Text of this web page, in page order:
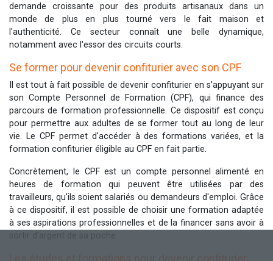
demande croissante pour des produits artisanaux dans un
monde de plus en plus tourné vers le fait maison et
l'authenticité. Ce secteur connaît une belle dynamique,
notamment avec l'essor des circuits courts.
Se former pour devenir confiturier avec son CPF
Il est tout à fait possible de devenir confiturier en s'appuyant sur
son Compte Personnel de Formation (CPF), qui finance des
parcours de formation professionnelle. Ce dispositif est conçu
pour permettre aux adultes de se former tout au long de leur
vie. Le CPF permet d'accéder à des formations variées, et la
formation confiturier éligible au CPF en fait partie.
Concrètement, le CPF est un compte personnel alimenté en
heures de formation qui peuvent être utilisées par des
travailleurs, qu'ils soient salariés ou demandeurs d'emploi. Grâce
à ce dispositif, il est possible de choisir une formation adaptée
à ses aspirations professionnelles et de la financer sans avoir à